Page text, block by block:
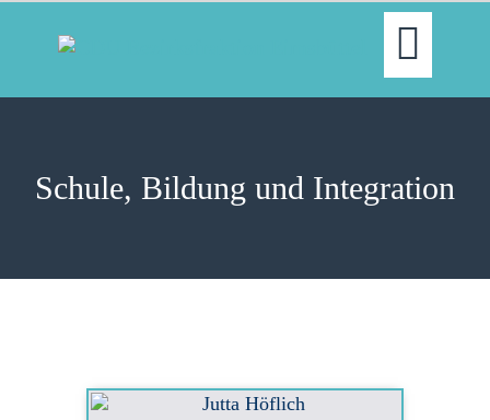
Schule, Bildung und Integration
THEMEN
NEWSLETTER